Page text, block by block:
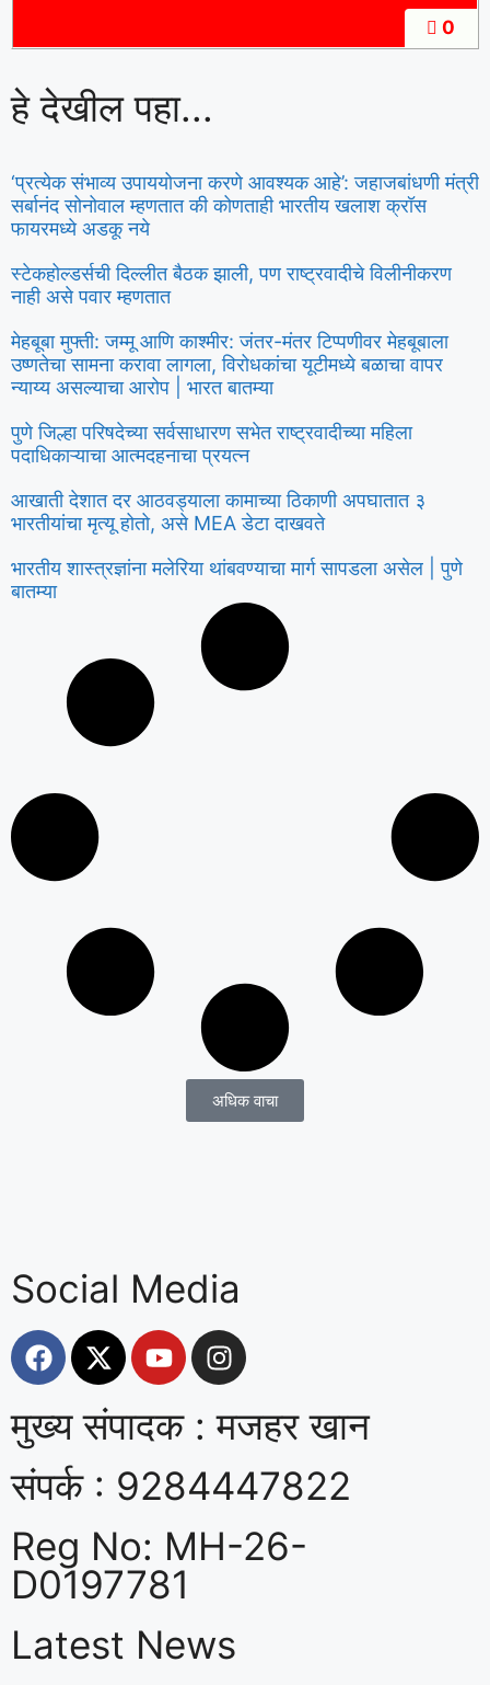
0
हे देखील पहा...
‘प्रत्येक संभाव्य उपाययोजना करणे आवश्यक आहे’: जहाजबांधणी मंत्री
सर्बानंद सोनोवाल म्हणतात की कोणताही भारतीय खलाश क्रॉस
फायरमध्ये अडकू नये
स्टेकहोल्डर्सची दिल्लीत बैठक झाली, पण राष्ट्रवादीचे विलीनीकरण
नाही असे पवार म्हणतात
मेहबूबा मुफ्ती: जम्मू आणि काश्मीर: जंतर-मंतर टिप्पणीवर मेहबूबाला
उष्णतेचा सामना करावा लागला, विरोधकांचा यूटीमध्ये बळाचा वापर
न्याय्य असल्याचा आरोप | भारत बातम्या
पुणे जिल्हा परिषदेच्या सर्वसाधारण सभेत राष्ट्रवादीच्या महिला
पदाधिकाऱ्याचा आत्मदहनाचा प्रयत्न
आखाती देशात दर आठवड्याला कामाच्या ठिकाणी अपघातात ३
भारतीयांचा मृत्यू होतो, असे MEA डेटा दाखवते
भारतीय शास्त्रज्ञांना मलेरिया थांबवण्याचा मार्ग सापडला असेल | पुणे
बातम्या
अधिक वाचा
Social Media
मुख्य संपादक : मजहर खान
संपर्क : 9284447822
Reg No: MH-26-
D0197781
Latest News